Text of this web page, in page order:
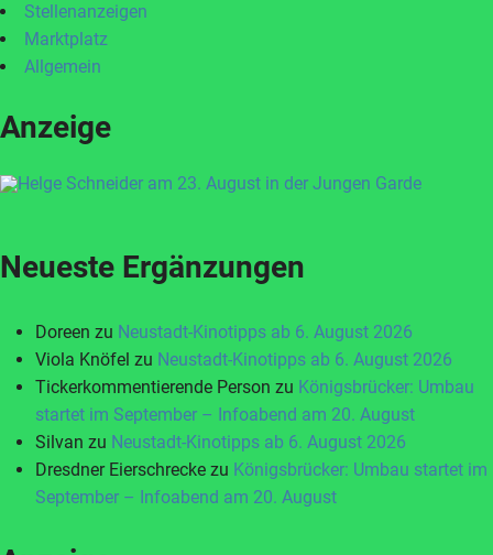
Stellenanzeigen
Marktplatz
Allgemein
Anzeige
Neueste Ergänzungen
Doreen zu Neustadt-Kinotipps ab 6. August 2026
Viola Knöfel zu Neustadt-Kinotipps ab 6. August 2026
Tickerkommentierende Person zu Königsbrücker: Umbau
startet im September – Infoabend am 20. August
Silvan zu Neustadt-Kinotipps ab 6. August 2026
Dresdner Eierschrecke zu Königsbrücker: Umbau startet im
September – Infoabend am 20. August